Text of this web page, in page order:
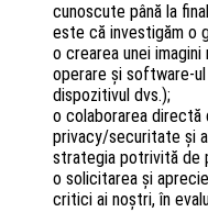
cunoscute până la
este că investigăm o
o crearea unei
operare şi software-
dispozitivul dvs.);
o colaborarea
privacy/securitate şi
strategia potrivită de
o solicitarea şi
critici ai noştri, în